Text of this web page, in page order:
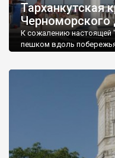
Тарханкутская
К сожалению настоящей
пешком вдоль